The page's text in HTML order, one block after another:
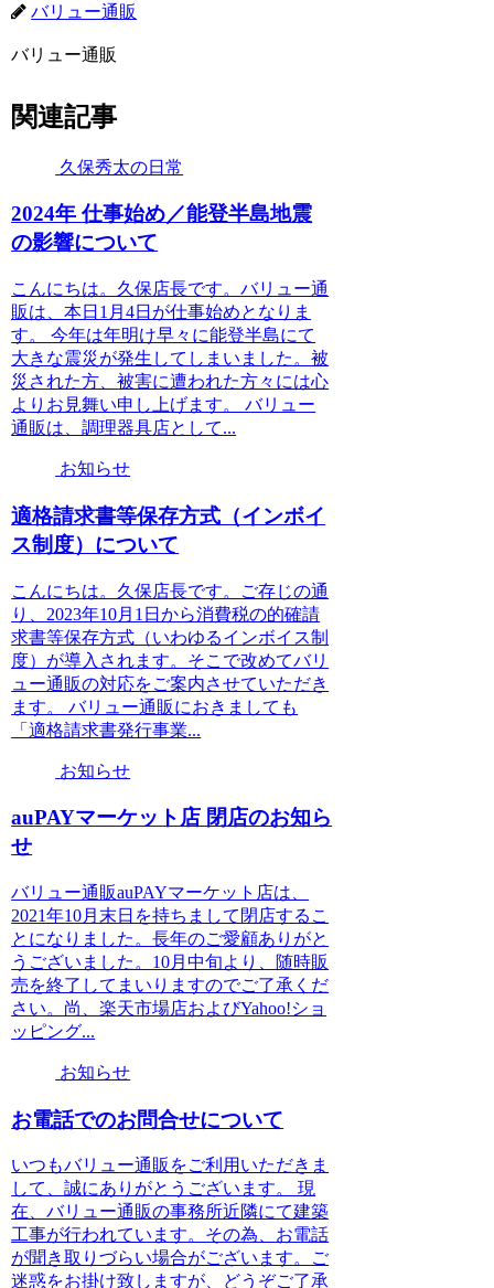
バリュー通販
バリュー通販
関連記事
久保秀太の日常
2024年 仕事始め／能登半島地震
の影響について
こんにちは。久保店長です。バリュー通
販は、本日1月4日が仕事始めとなりま
す。 今年は年明け早々に能登半島にて
大きな震災が発生してしまいました。被
災された方、被害に遭われた方々には心
よりお見舞い申し上げます。 バリュー
通販は、調理器具店として...
お知らせ
適格請求書等保存方式（インボイ
ス制度）について
こんにちは。久保店長です。ご存じの通
り、2023年10月1日から消費税の的確請
求書等保存方式（いわゆるインボイス制
度）が導入されます。そこで改めてバリ
ュー通販の対応をご案内させていただき
ます。 バリュー通販におきましても
「適格請求書発行事業...
お知らせ
auPAYマーケット店 閉店のお知ら
せ
バリュー通販auPAYマーケット店は、
2021年10月末日を持ちまして閉店するこ
とになりました。長年のご愛顧ありがと
うございました。10月中旬より、随時販
売を終了してまいりますのでご了承くだ
さい。尚、楽天市場店およびYahoo!ショ
ッピング...
お知らせ
お電話でのお問合せについて
いつもバリュー通販をご利用いただきま
して、誠にありがとうございます。 現
在、バリュー通販の事務所近隣にて建築
工事が行われています。その為、お電話
が聞き取りづらい場合がございます。ご
迷惑をお掛け致しますが、どうぞご了承